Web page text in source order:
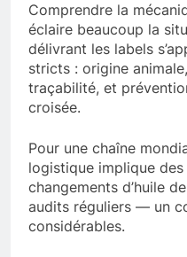
Comprendre la
éclaire beaucoup la
délivrant les labels
stricts : origine
traçabilité, et
croisée.
Pour une chaîne
logistique implique
changements d’huile
audits réguliers — un
considérables.